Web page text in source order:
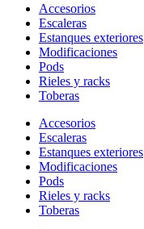
Accesorios
Escaleras
Estanques exteriores
Modificaciones
Pods
Rieles y racks
Toberas
Accesorios
Escaleras
Estanques exteriores
Modificaciones
Pods
Rieles y racks
Toberas